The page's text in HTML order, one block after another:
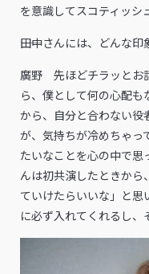
を意識してスコティッシ
――田中さんには、どんな
廣野 先ほどチラッとお
ら、僕として何の心配
から、自分と合わない役
が、気持ちが冷めちゃっ
たいなことを心の中で思
んは初共演したときから
ていけたらいいな」と思
に必ず入れてくれるし、